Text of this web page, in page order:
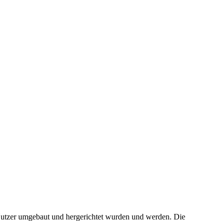
umgebaut und hergerichtet wurden und werden. Die